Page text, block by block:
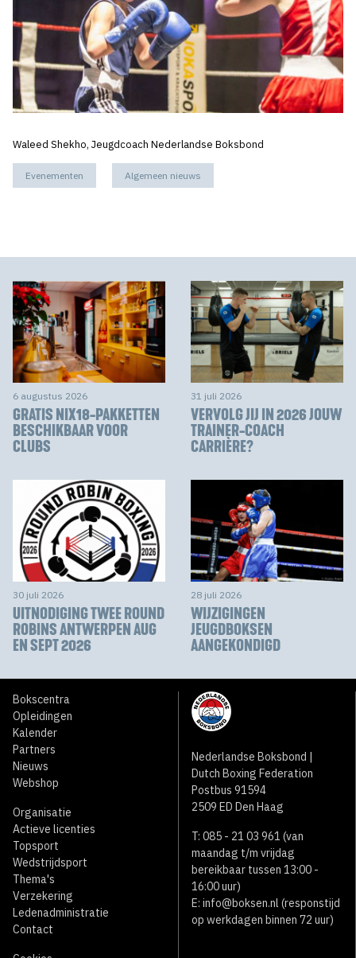
Waleed Shekho, Jeugdcoach Nederlandse Boksbond
Evenementen Algemeen nieuws
6 augustus 2026
GRATIS NIX18-PAKKETTEN
BESCHIKBAAR VOOR
CLUBS
31 juli 2026
VERVOLG JIJ IN 2026 JOUW
TRAINER-COACH
CARRIÈRE?
30 juli 2026
UITNODIGING TWEE ROUND
ROBINS ANTWERPEN AUG
EN SEPT 2026
28 juli 2026
WIJZIGINGEN
JEUGDBOKSEN
AANGEKONDIGD
Bokscentra
Opleidingen
Kalender
Partners
Nieuws
Webshop
Organisatie
Actieve licenties
Topsport
Wedstrijdsport
Thema's
Verzekering
Ledenadministratie
Contact
Nederlandse Boksbond |
Dutch Boxing Federation
Postbus 91594
2509 ED Den Haag
T: 085 - 21 03 961 (van
maandag t/m vrijdag
bereikbaar tussen 13:00 -
16:00 uur)
E: info@boksen.nl (responstijd
op werkdagen binnen 72 uur)